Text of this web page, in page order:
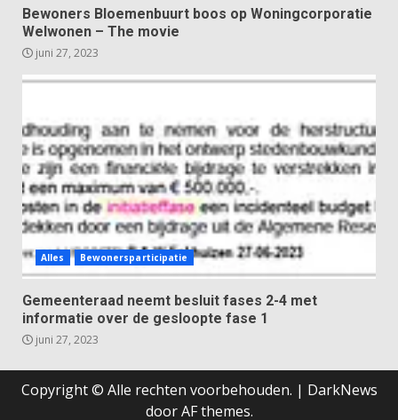
Bewoners Bloemenbuurt boos op Woningcorporatie
Welwonen – The movie
juni 27, 2023
Alles Bewonersparticipatie
Gemeenteraad neemt besluit fases 2-4 met
informatie over de gesloopte fase 1
juni 27, 2023
Copyright © Alle rechten voorbehouden. | DarkNews
door AF themes.